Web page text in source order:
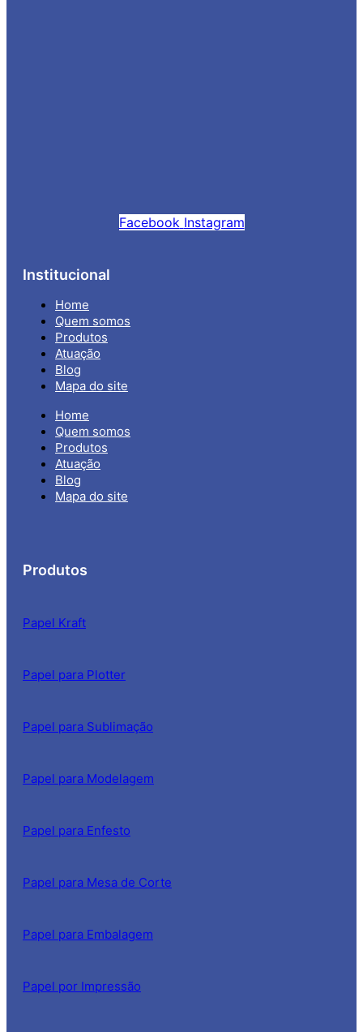
Facebook Instagram
Institucional
Home
Quem somos
Produtos
Atuação
Blog
Mapa do site
Home
Quem somos
Produtos
Atuação
Blog
Mapa do site
Produtos
Papel Kraft
Papel para Plotter
Papel para Sublimação
Papel para Modelagem
Papel para Enfesto
Papel para Mesa de Corte
Papel para Embalagem
Papel por Impressão